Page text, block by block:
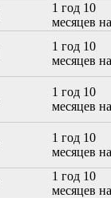
1 год 10
месяцев
1 год 10
месяцев
1 год 10
месяцев
1 год 10
месяцев
1 год 10
месяцев